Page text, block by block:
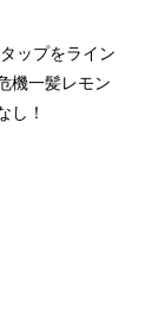
ップをライン
機一髪レモン
し！